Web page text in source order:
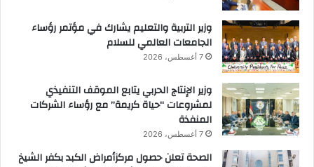
وزير التربية والتعليم يشارك في مؤتمر رؤساء
الجامعات العالمي للسلام
7 أغسطس، 2026
وزير الإنتاج الحربي يتابع الموقف التنفيذي
لمشروعات “حياة كريمة” مع رؤساء الشركات
المنفذة
7 أغسطس، 2026
الصحة تعلن حصول مركزأمراض الكبد بكفر الشيخ